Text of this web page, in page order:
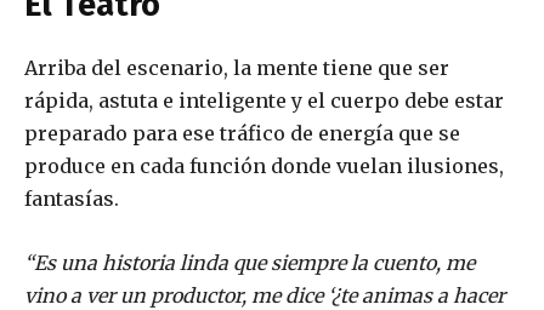
Arriba del escenario, la mente tiene que ser
rápida, astuta e inteligente y el cuerpo debe estar
preparado para ese tráfico de energía que se
produce en cada función donde vuelan ilusiones,
fantasías.
“Es una historia linda que siempre la cuento, me
vino a ver un productor, me dice ‘¿te animas a hacer